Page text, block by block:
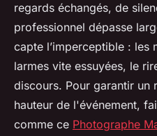
regards échangés, de
professionnel dépasse
capte l’imperceptible : les
larmes vite essuyées, le
discours. Pour garantir un
hauteur de l'événement,
comme ce Photographe